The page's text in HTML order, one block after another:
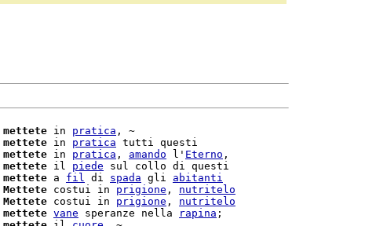
mettete in pratica , ~
mettete in pratica tutti questi
mettete in pratica , amando l' Eterno ,
mettete il piede sul collo di questi
mettete a fil di spada gli abitanti
Mettete costui in prigione , nutritelo
Mettete costui in prigione , nutritelo
mettete vane speranze nella rapina ;